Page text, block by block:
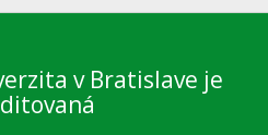
v Bratislave je